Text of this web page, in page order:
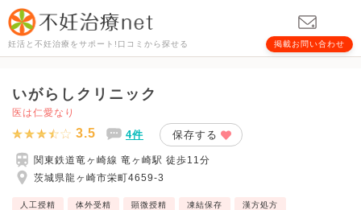
妊活と不妊治療をサポート!口コミから探せる 掲載お問い合わせ
いがらしクリニック
医は仁愛なり
3.5 4件 保存する
関東鉄道竜ヶ崎線 竜ヶ崎駅 徒歩11分
茨城県龍ヶ崎市栄町4659-3
人工授精 体外受精 顕微授精 凍結保存 漢方処方